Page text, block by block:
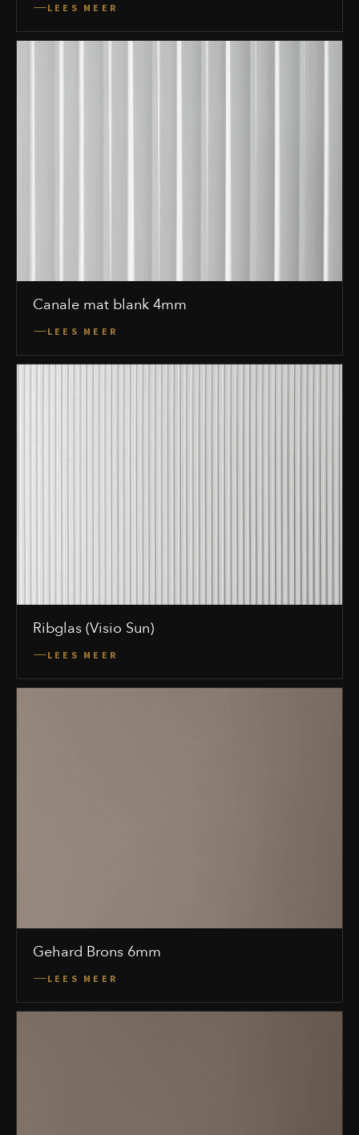
LEES MEER
Canale mat blank 4mm
LEES MEER
Ribglas (Visio Sun)
LEES MEER
Gehard Brons 6mm
LEES MEER